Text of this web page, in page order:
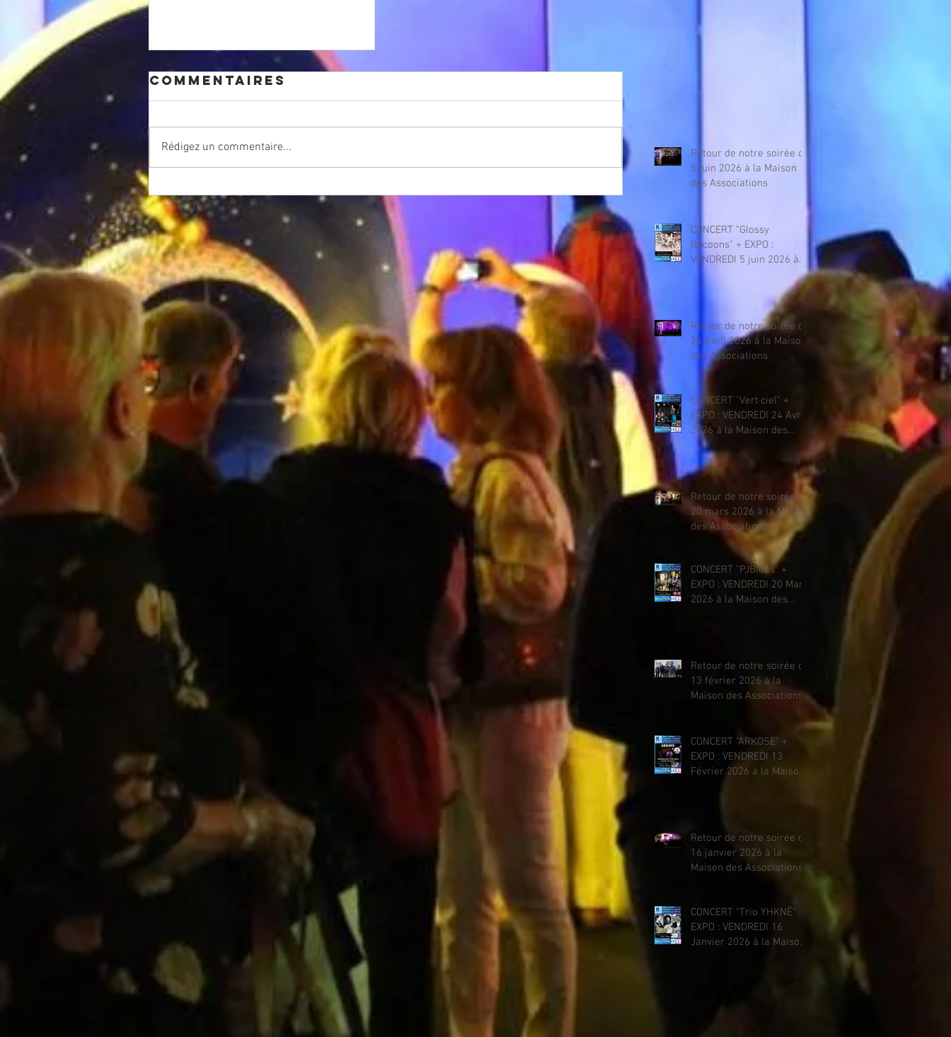
Retour de notre
soirée du 5 juin
2026 à la Maison
des Associations
Commentaires
Rédigez un commentaire...
Retour de notre soirée du
5 juin 2026 à la Maison
des Associations
CONCERT "Glossy
Racoons" + EXPO :
VENDREDI 5 juin 2026 à
Retour de notre soirée du
24 Avril 2026 à la Maison
des Associations
CONCERT "Vert·ciel" +
EXPO : VENDREDI 24 Avril
2026 à la Maison des
Associations
Retour de notre soirée du
20 mars 2026 à la Maison
des Associations
CONCERT "PJBlues" +
EXPO : VENDREDI 20 Mars
2026 à la Maison des
Retour de notre soirée du
13 février 2026 à la
Maison des Associations
CONCERT "ARKOSE" +
EXPO : VENDREDI 13
Février 2026 à la Maison
Retour de notre soirée du
16 janvier 2026 à la
Maison des Associations
CONCERT "Trio YHKNĒ" +
EXPO : VENDREDI 16
Janvier 2026 à la Maison